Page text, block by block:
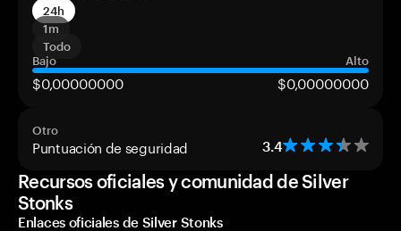
24h
1m
Todo
Bajo
Alto
$0,00000000 $0,00000000
Otro
Puntuación de seguridad 3.4
Recursos oficiales y comunidad de Silver
Stonks
Enlaces oficiales de Silver Stonks